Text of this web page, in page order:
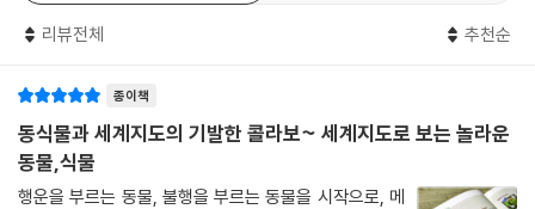
리뷰전체 추천순
종이책
동식물과 세계지도의 기발한 콜라보~ 세계지도로 보는 놀라운
동물,식물
행운을 부르는 동물, 불행을 부르는 동물을 시작으로, 메